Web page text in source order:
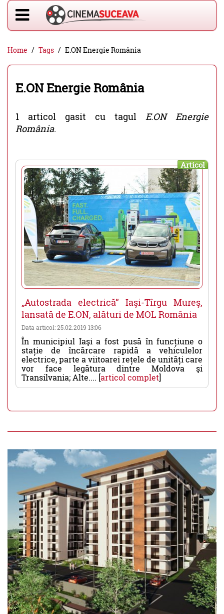
Home Tags E.ON Energie România
E.ON Energie România
1 articol gasit cu tagul E.ON Energie
România.
Articol
„Autostrada electrică” Iaşi-Tîrgu Mureş,
lansată de E.ON, alături de MOL România
Data articol: 25.02.2019 13:06
În municipiul Iaşi a fost pusă în funcțiune o
stație de încărcare rapidă a vehiculelor
electrice, parte a viitoarei rețele de unități care
vor face legătura dintre Moldova şi
Transilvania; Alte.... [articol complet]